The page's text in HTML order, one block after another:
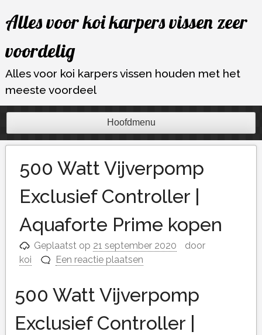
naar
inhoud
Alles voor koi karpers vissen zeer
voordelig
Alles voor koi karpers vissen houden met het
meeste voordeel
Hoofdmenu
500 Watt Vijverpomp
Exclusief Controller |
Aquaforte Prime kopen
Geplaatst op 21 september 2020
door
koi
Een reactie plaatsen
500 Watt Vijverpomp
Exclusief Controller |